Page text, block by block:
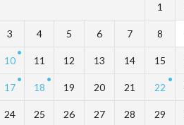
1
3 4 5 6 7 8
10 11 12 13 14 15
17 18 19 20 21 22
24 25 26 27 28 29